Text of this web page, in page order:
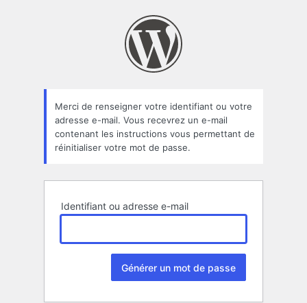
oublié
Merci de renseigner votre identifiant ou votre
adresse e-mail. Vous recevrez un e-mail
contenant les instructions vous permettant de
réinitialiser votre mot de passe.
Identifiant ou adresse e-mail